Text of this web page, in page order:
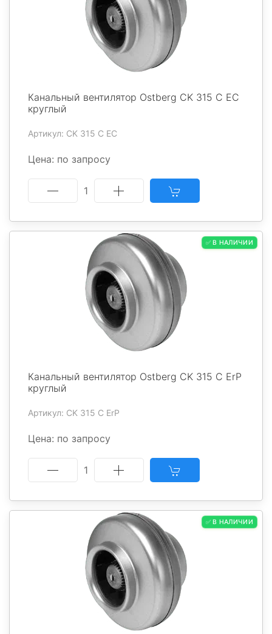
Канальный вентилятор Ostberg CK 315 C EC
круглый
Артикул: CK 315 C EC
Цена: по запросу
1
✅ В НАЛИЧИИ
Канальный вентилятор Ostberg CK 315 C ErP
круглый
Артикул: CK 315 C ErP
Цена: по запросу
1
✅ В НАЛИЧИИ